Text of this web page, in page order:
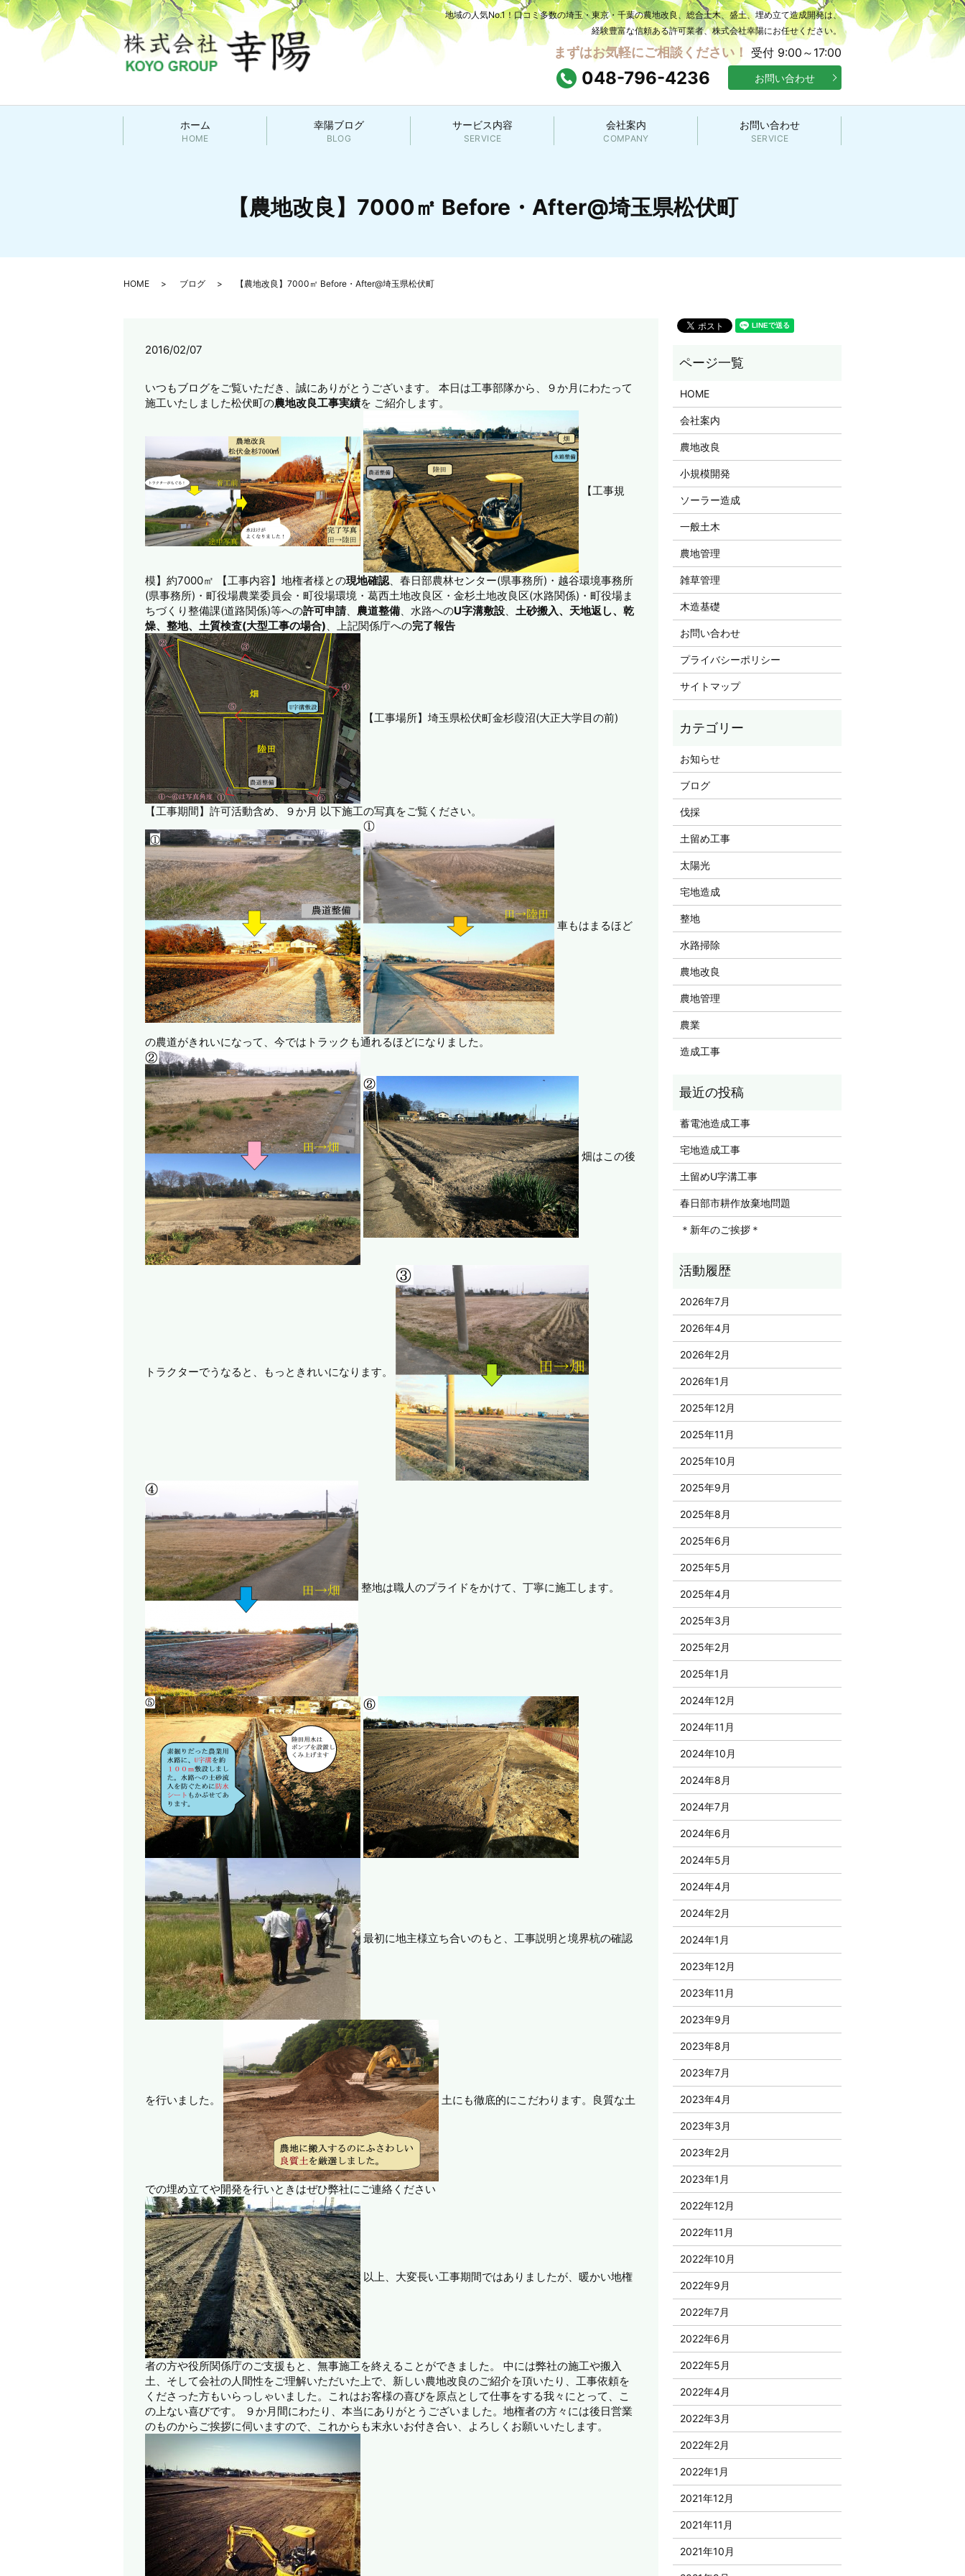
地域の人気No.1！口コミ多数の埼玉・東京・千葉の農地改良、総合土木、盛土、埋め立て造成開発は、
経験豊富な信頼ある許可業者、株式会社幸陽にお任せください。
まずはお気軽にご相談ください！ 受付 9:00～17:00
048-796-4236 お問い合わせ
ホーム
HOME
幸陽ブログ
BLOG
サービス内容
SERVICE
会社案内
COMPANY
お問い合わせ
SERVICE
【農地改良】7000㎡ Before・After@埼玉県松伏町
HOME ブログ 【農地改良】7000㎡ Before・After@埼玉県松伏町
2016/02/07
いつもブログをご覧いただき、誠にありがとうございます。
本日は工事部隊から、９か月にわたって
施工いたしました松伏町の農地改良工事実績を ご紹介します。
【工事規
模】約7000㎡ 【工事内容】地権者様との現地確認、春日部農林センター(県事務所)・越谷環境事務所
(県事務所)・町役場農業委員会・町役場環境・葛西土地改良区・金杉土地改良区(水路関係)・町役場ま
ちづくり整備課(道路関係)等への許可申請、 農道整備、水路へのU字溝敷設、 土砂搬入、天地返し、乾
燥、整地、土質検査(大型工事の場合) 、上記関係庁への完了報告
【工事場所】埼玉県松伏町金杉葭沼(大正大学目の前)
【工事期間】許可活動含め、９か月 以下施工の写真をご覧ください。
車もはまるほど
の農道がきれいになって、今ではトラックも通れるほどになりました。
畑はこの後
トラクターでうなると、もっときれいになります。
整地は職人のプライドをかけて、丁寧に施工します。
最初に地主様立ち合いのもと、工事説明と境界杭の確認
を行いました。 土にも徹底的にこだわります。良質な土
での埋め立てや開発を行いときはぜひ弊社にご連絡ください
以上、大変長い工事期間ではありましたが、暖かい地権
者の方や役所関係庁のご支援もと、無事施工を終えることができました。
中には弊社の施工や搬入
土、そして会社の人間性をご理解いただいた上で、新しい農地改良のご紹介を頂いたり、工事依頼を
くださった方もいらっしゃいました。これはお客様の喜びを原点として仕事をする我々にとって、こ
の上ない喜びです。
９か月間にわたり、本当にありがとうございました。地権者の方々には後日営業
のものからご挨拶に伺いますので、これからも末永いお付き合い、よろしくお願いいたします。
HOME
会社案内
農地改良
小規模開発
ソーラー造成
一般土木
農地管理
雑草管理
木造基礎
お問い合わせ
プライバシーポリシー
サイトマップ
お知らせ
ブログ
伐採
土留め工事
太陽光
宅地造成
整地
水路掃除
農地改良
農地管理
農業
造成工事
蓄電池造成工事
宅地造成工事
土留めU字溝工事
春日部市耕作放棄地問題
＊新年のご挨拶＊
2026年7月
2026年4月
2026年2月
2026年1月
2025年12月
2025年11月
2025年10月
2025年9月
2025年8月
2025年6月
2025年5月
2025年4月
2025年3月
2025年2月
2025年1月
2024年12月
2024年11月
2024年10月
2024年8月
2024年7月
2024年6月
2024年5月
2024年4月
2024年2月
2024年1月
2023年12月
2023年11月
2023年9月
2023年8月
2023年7月
2023年4月
2023年3月
2023年2月
2023年1月
2022年12月
2022年11月
2022年10月
2022年9月
2022年7月
2022年6月
2022年5月
2022年4月
2022年3月
2022年2月
2022年1月
2021年12月
2021年11月
2021年10月